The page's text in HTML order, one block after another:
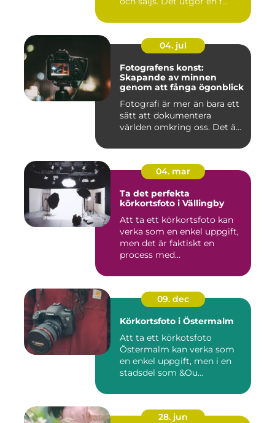
04. jul
Fotografens konst:
Skapande av minnen
genom att fånga ögonblick
Fotografi är mer än bara ett
sätt att dokumentera
världen omkring oss. Det ä...
04. mar
Ta det perfekta
körkortsfoto i Vällingby
Att ta ett körkortsfoto kan
verka som en enkel uppgift,
men det är faktiskt en
process med...
09. dec
Körkortsfoto i Östermalm
Att ta ett körkotsfoto
Östermalm kan verka som
en enkel uppgift, men i en
stadsdel som &Ou...
28. jun